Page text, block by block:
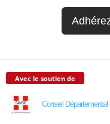
Avec le soutien de
Conseil Départemental